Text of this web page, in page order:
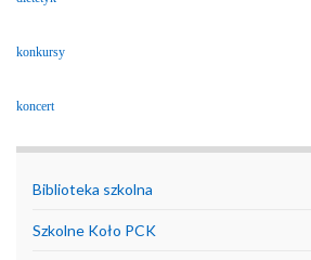
konkursy
koncert
Biblioteka szkolna
Szkolne Koło PCK